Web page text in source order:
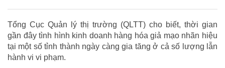
Tổng Cục Quản lý thị trường (QLTT) cho biết, thời gian
gần đây tình hình kinh doanh hàng hóa giả mạo nhãn hiệu
tại một số tỉnh thành ngày càng gia tăng ở cả số lượng lẫn
hành vi vi phạm.